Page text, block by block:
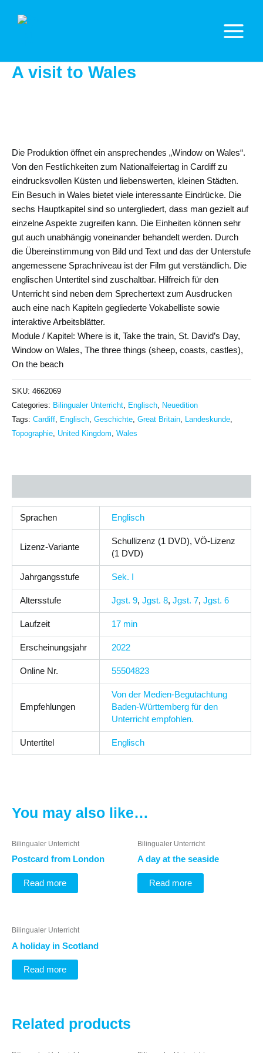
Inhalt
Main
Menu
A visit to Wales
Die Produktion öffnet ein ansprechendes „Window on Wales“.
Von den Festlichkeiten zum Nationalfeiertag in Cardiff zu
eindrucksvollen Küsten und liebenswerten, kleinen Städten.
Ein Besuch in Wales bietet viele interessante Eindrücke. Die
sechs Hauptkapitel sind so untergliedert, dass man gezielt auf
einzelne Aspekte zugreifen kann. Die Einheiten können sehr
gut auch unabhängig voneinander behandelt werden. Durch
die Übereinstimmung von Bild und Text und das der Unterstufe
angemessene Sprachniveau ist der Film gut verständlich. Die
englischen Untertitel sind zuschaltbar. Hilfreich für den
Unterricht sind neben dem Sprechertext zum Ausdrucken
auch eine nach Kapiteln gegliederte Vokabelliste sowie
interaktive Arbeitsblätter.
Module / Kapitel: Where is it, Take the train, St. David’s Day,
Window on Wales, The three things (sheep, coasts, castles),
On the beach
SKU: 4662069
Categories: Bilingualer Unterricht Englisch Neuedition
Tags: Cardiff Englisch Geschichte Great Britain Landeskunde
Topographie United Kingdom Wales
Sprachen Englisch
Lizenz-Variante
Schullizenz (1 DVD), VÖ-Lizenz
(1 DVD)
Jahrgangsstufe Sek. I
Altersstufe Jgst. 9, Jgst. 8, Jgst. 7, Jgst. 6
Laufzeit 17 min
Erscheinungsjahr 2022
Online Nr. 55504823
Empfehlungen
Von der Medien-Begutachtung
Baden-Württemberg für den
Unterricht empfohlen.
Untertitel Englisch
You may also like…
Bilingualer Unterricht
Postcard from London
Read more
Bilingualer Unterricht
A day at the seaside
Read more
Bilingualer Unterricht
A holiday in Scotland
Read more
Related products